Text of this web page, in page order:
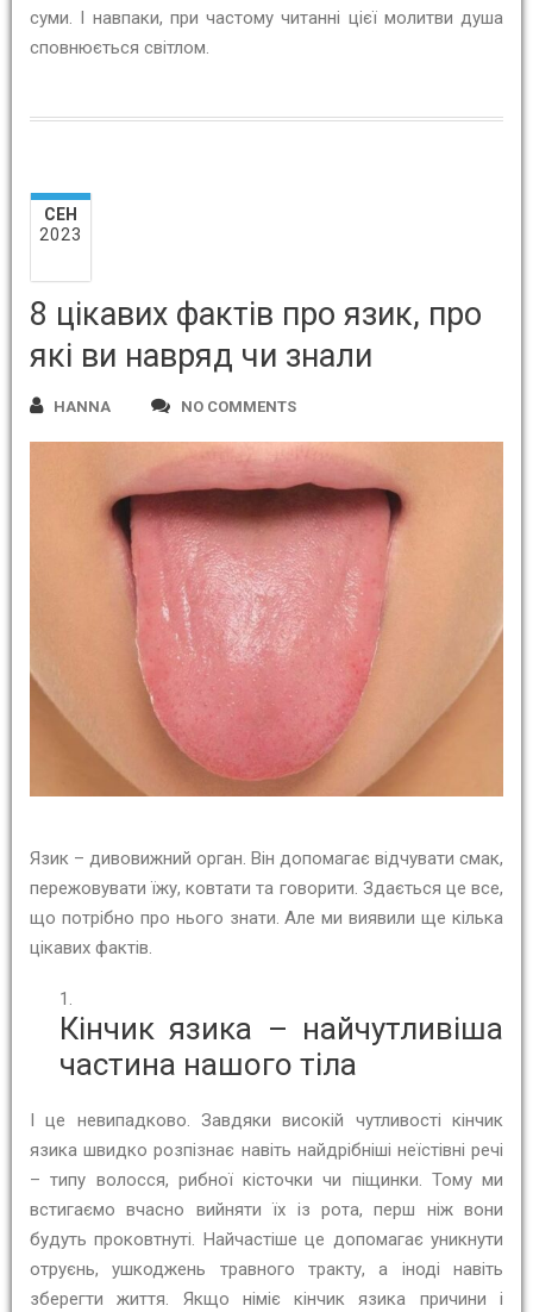
суми. І навпаки, при частому читанні цієї молитви душа
сповнюється світлом.
СЕН
2023
8 цікавих фактів про язик, про
які ви навряд чи знали
HANNA NO COMMENTS
Язик – дивовижний орган. Він допомагає відчувати смак,
пережовувати їжу, ковтати та говорити. Здається це все,
що потрібно про нього знати. Але ми виявили ще кілька
цікавих фактів.
Кінчик язика – найчутливіша
частина нашого тіла
І це невипадково. Завдяки високій чутливості кінчик
язика швидко розпізнає навіть найдрібніші неїстівні речі
– типу волосся, рибної кісточки чи піщинки. Тому ми
встигаємо вчасно вийняти їх із рота, перш ніж вони
будуть проковтнуті. Найчастіше це допомагає уникнути
отруєнь, ушкоджень травного тракту, а іноді навіть
зберегти життя. Якщо німіє кінчик язика причини і